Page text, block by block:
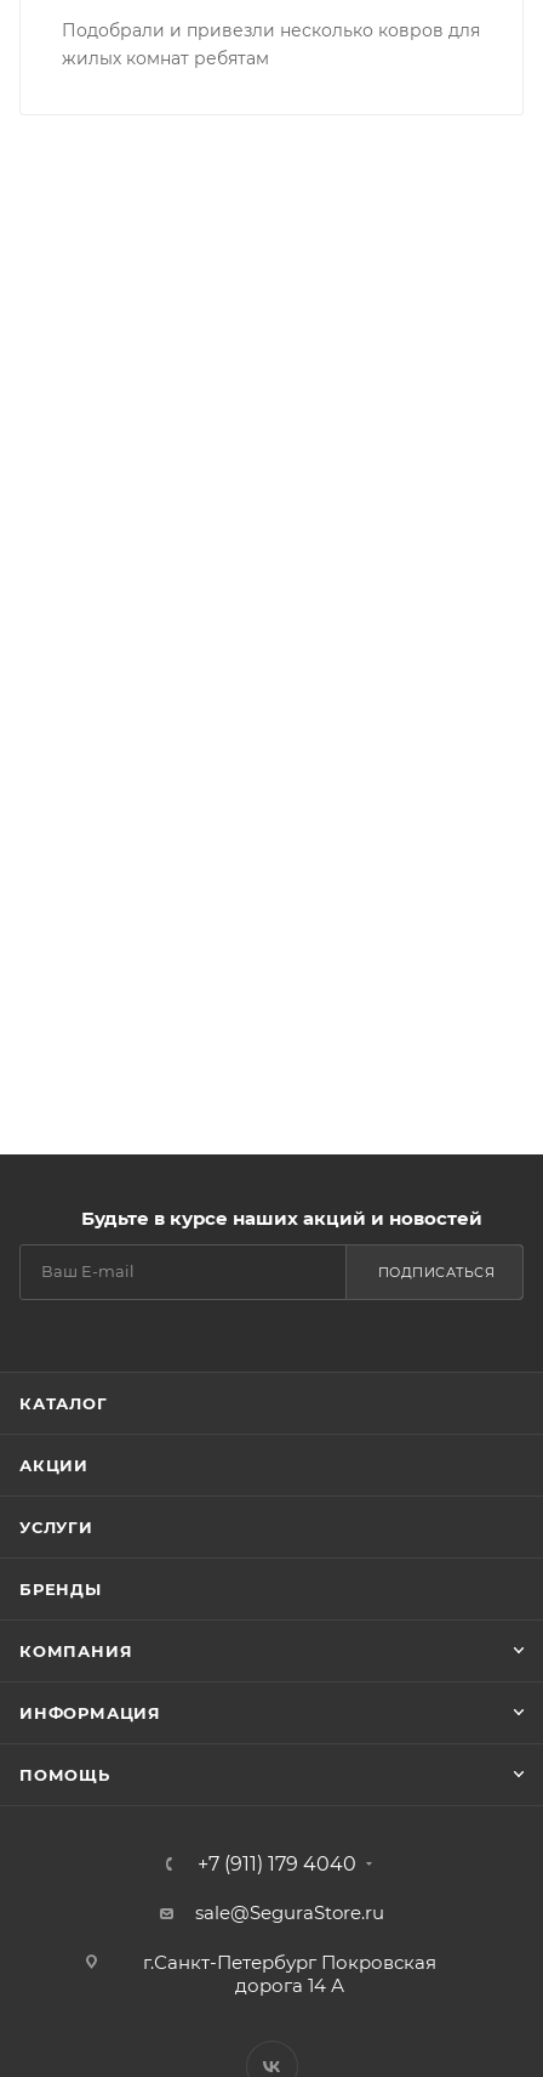
Подобрали и привезли несколько ковров для
жилых комнат ребятам
Будьте в курсе наших акций и новостей
ПОДПИСАТЬСЯ
КАТАЛОГ
АКЦИИ
УСЛУГИ
БРЕНДЫ
КОМПАНИЯ
ИНФОРМАЦИЯ
ПОМОЩЬ
+7 (911) 179 4040
sale@SeguraStore.ru
г.Санкт-Петербург Покровская
дорога 14 А